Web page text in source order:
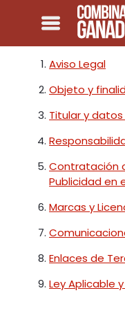
Aviso Legal
Objeto y
Titular y
Contratación
Publicidad en
Marcas y
Enlaces de
Ley Aplicable